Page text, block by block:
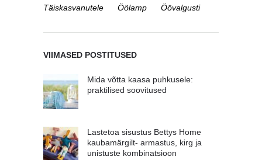
Täiskasvanutele
Öölamp Öövalgusti
VIIMASED POSTITUSED
Mida võtta kaasa puhkusele:
praktilised soovitused
Lastetoa sisustus Bettys Home
kaubamärgilt- armastus, kirg ja
unistuste kombinatsioon